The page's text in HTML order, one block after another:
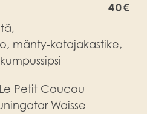
40€
mänty-katajakastike,
Le Petit Coucou
Waisse